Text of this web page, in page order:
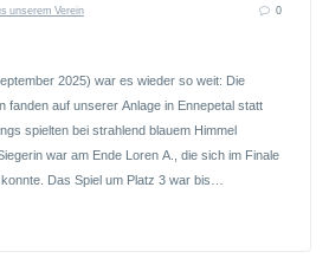
unserem Verein
0
2025) war es wieder so weit: Die
fanden auf unserer Anlage in Ennepetal statt
spielten bei strahlend blauem Himmel
war am Ende Loren A., die sich im Finale
Das Spiel um Platz 3 war bis…